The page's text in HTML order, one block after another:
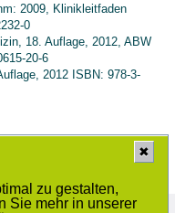
zu gestalten,
Sie mehr in unserer
✖
2009, Klinikleitfaden
0
18. Auflage, 2012, ABW
20-6
2012 ISBN: 978-3-
und Kollegen GbR